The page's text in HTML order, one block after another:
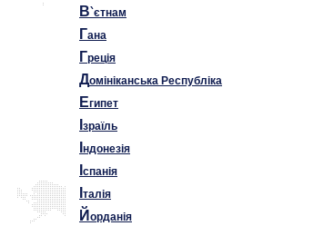
В`єтнам
Гана
Греція
Домініканська Республіка
Египет
зраїль
ндонезія
спанія
талія
Й орданія